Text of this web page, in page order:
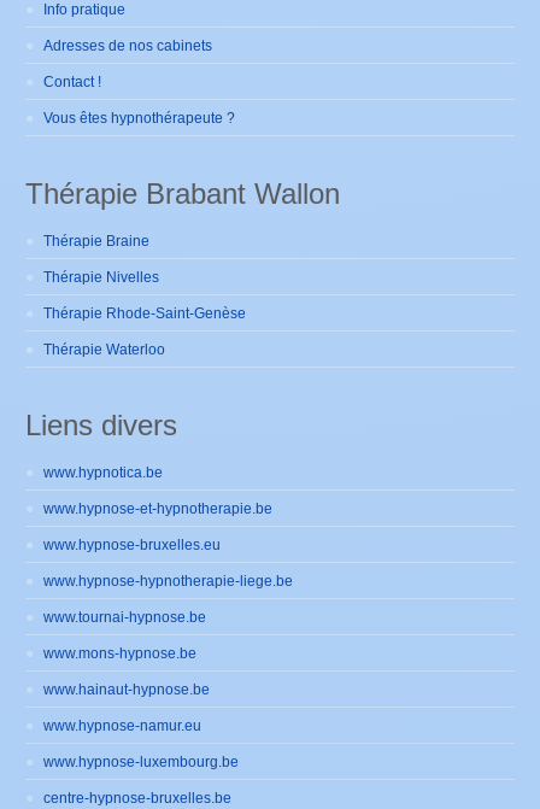
Info pratique
Adresses de nos cabinets
Contact !
Vous êtes hypnothérapeute ?
Thérapie Brabant Wallon
Thérapie Braine
Thérapie Nivelles
Thérapie Rhode-Saint-Genèse
Thérapie Waterloo
Liens divers
www.hypnotica.be
www.hypnose-et-hypnotherapie.be
www.hypnose-bruxelles.eu
www.hypnose-hypnotherapie-liege.be
www.tournai-hypnose.be
www.mons-hypnose.be
www.hainaut-hypnose.be
www.hypnose-namur.eu
www.hypnose-luxembourg.be
centre-hypnose-bruxelles.be